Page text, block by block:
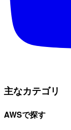
主なカテゴリ
AWSで探す